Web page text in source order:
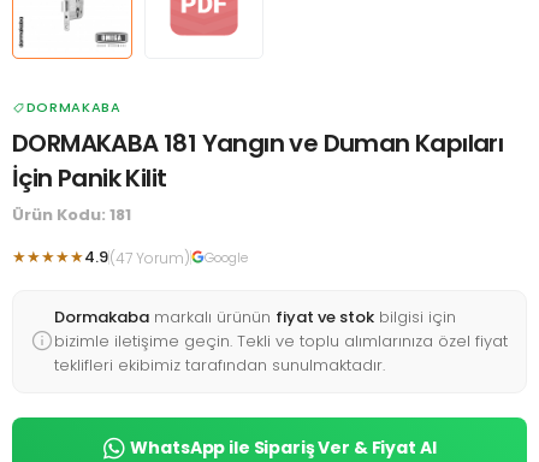
DORMAKABA
DORMAKABA 181 Yangın ve Duman Kapıları
İçin Panik Kilit
Ürün Kodu: 181
★★★★★4.9(47 Yorum) Google
Dormakaba markalı ürünün fiyat ve stok bilgisi için
bizimle iletişime geçin. Tekli ve toplu alımlarınıza özel fiyat
teklifleri ekibimiz tarafından sunulmaktadır.
WhatsApp ile Sipariş Ver & Fiyat Al